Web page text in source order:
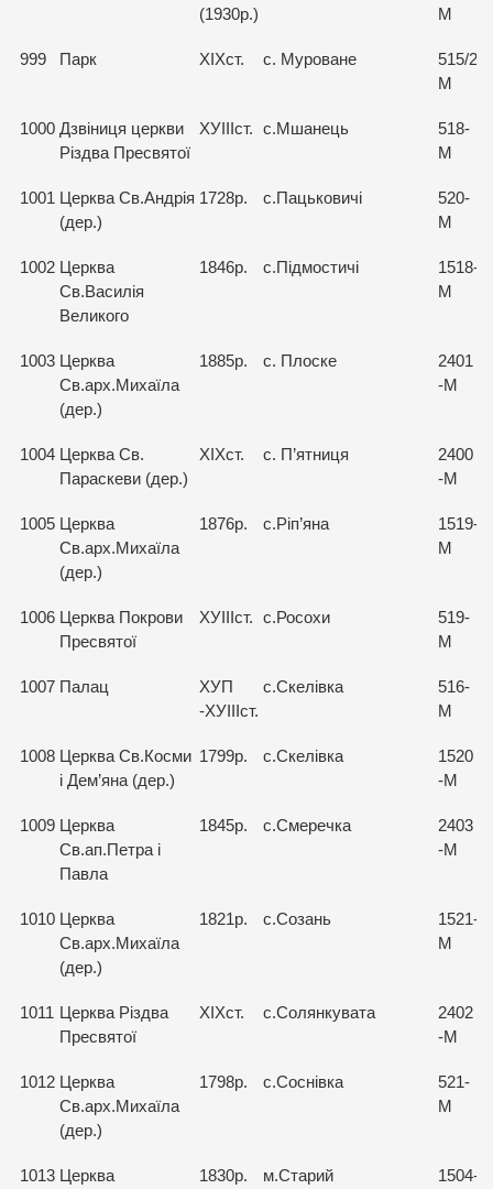
(1930р.)
М
999 Парк ХІХст. с. Муроване
515/2-
М
1000 Дзвіниця церкви
Різдва Пресвятої
ХУІІІст. с.Мшанець
518-
М
1001 Церква Св.Андрія
(дер.)
1728р. с.Пацьковичі
520-
М
1002 Церква
Св.Василія
Великого
1846р. с.Підмостичі
1518-
М
1003 Церква
Св.арх.Михаїла
(дер.)
1885р. с. Плоске
2401
-М
1004 Церква Св.
Параскеви (дер.)
ХІХст. с. П’ятниця
2400
-М
1005 Церква
Св.арх.Михаїла
(дер.)
1876р. с.Ріп’яна
1519-
М
1006 Церква Покрови
Пресвятої
ХУІІІст. с.Росохи
519-
М
1007 Палац
ХУП
-ХУІІІст.
с.Скелівка
516-
М
1008 Церква Св.Косми
і Дем’яна (дер.)
1799р. с.Скелівка
1520
-М
1009 Церква
Св.ап.Петра і
Павла
1845р. с.Смеречка
2403
-М
1010 Церква
Св.арх.Михаїла
(дер.)
1821р. с.Созань
1521-
М
1011 Церква Різдва
Пресвятої
ХІХст. с.Солянкувата
2402
-М
1012 Церква
Св.арх.Михаїла
(дер.)
1798р. с.Соснівка
521-
М
1013 Церква 1830р. м.Старий 1504-